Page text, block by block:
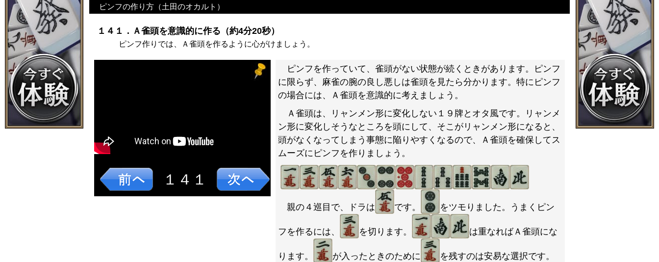
ピンフの作り方（土田のオカルト）
１４１．Ａ雀頭を意識的に作る（約4分20秒）
ピンフ作りでは、Ａ雀頭を作るように心がけましょう。
１４１
ピンフを作っていて、雀頭がない状態が続くときがあります。ピンフ
に限らず、麻雀の腕の良し悪しは雀頭を見たら分かります。特にピンフ
の場合には、Ａ雀頭を意識的に考えましょう。
Ａ雀頭は、リャンメン形に変化しない１９牌とオタ風です。リャンメ
ン形に変化しそうなところを頭にして、そこがリャンメン形になると、
頭がなくなってしまう事態に陥りやすくなるので、Ａ雀頭を確保してス
ムーズにピンフを作りましょう。
親の４巡目で、ドラは です。 をツモりました。うまくピン
フを作るには、 を切ります。 は重なればＡ雀頭にな
ります。 が入ったときのために を残すのは安易な選択です。